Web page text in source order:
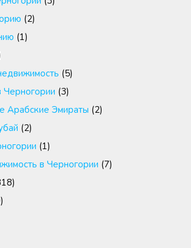
(2)
(1)
(5)
Черногории (3)
Арабские Эмираты (2)
(2)
(1)
в Черногории (7)